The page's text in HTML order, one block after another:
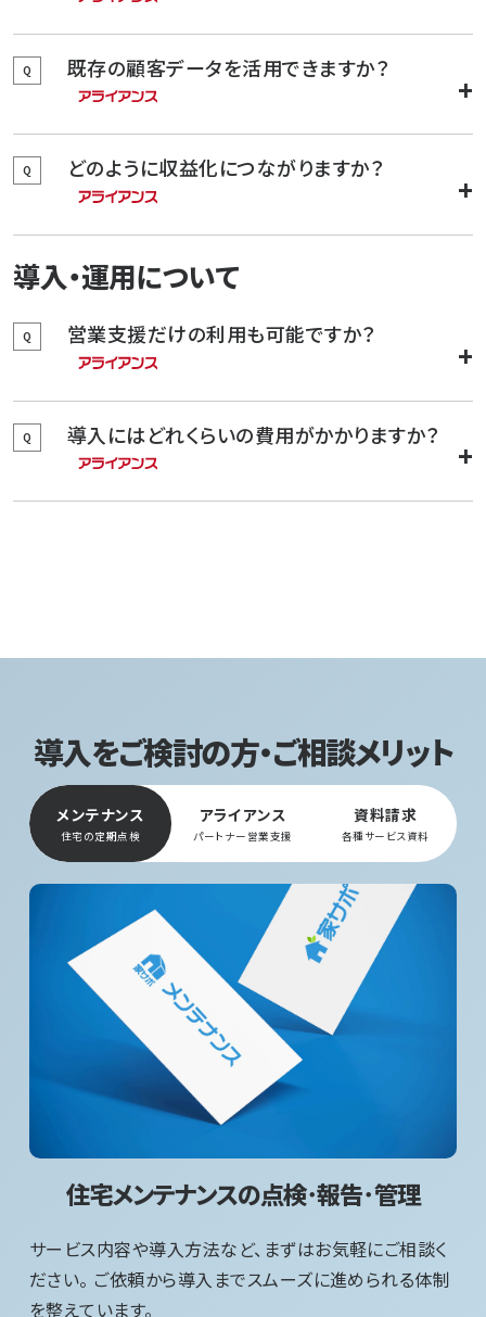
プライバシーポリシー
Q 既存の顧客データを活用できますか？
Q どのように収益化につながりますか？
導入・運用について
Q 営業支援だけの利用も可能ですか？
Q 導入にはどれくらいの費用がかかりますか？
導入をご検討の方・ご相談メリット
メンテナンス
住宅の定期点検
アライアンス
パートナー営業支援
資料請求
各種サービス資料
住宅メンテナンスの点検･報告･管理
サービス内容や導入方法など、まずはお気軽にご相談く
ださい。 ご依頼から導入までスムーズに進められる体制
を整えています。